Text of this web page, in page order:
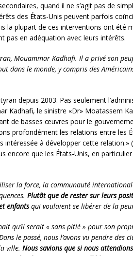
quand il ne s’agit pas de
des États-Unis peuvent parfois
la plupart de ces interventions ont été
pas en adéquation avec leurs intérêts.
Mouammar Kadhafi. Il a privé son
dans le monde, y compris des
depuis 2003. Pas seulement
Kadhafi, le sinistre «Dr» Moatassem
de basses œuvres pour le
profondément les relations entre les
à développer cette relation.»
encore que les États-Unis, en
la force, la communauté
Plutôt que de rester sur leurs
enfantsqui voulaient se libérer de la
qu’il serait « sans pitié » pour son
le passé, nous l’avons vu pendre des
ville. Nous savions que si nous